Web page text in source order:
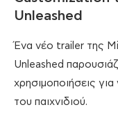
Unleashed
Ένα νέο trailer της
Unleashed
χρησιμοποιήσεις
του παιχνιδιού.